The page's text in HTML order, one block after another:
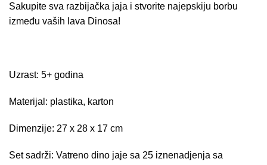
Sakupite sva razbijačka jaja i stvorite najepskiju borbu
između vaših lava Dinosa!
Uzrast: 5+ godina
Materijal: plastika, karton
Dimenzije: 27 x 28 x 17 cm
Set sadrži: Vatreno dino jaje sa 25 iznenadjenja sa